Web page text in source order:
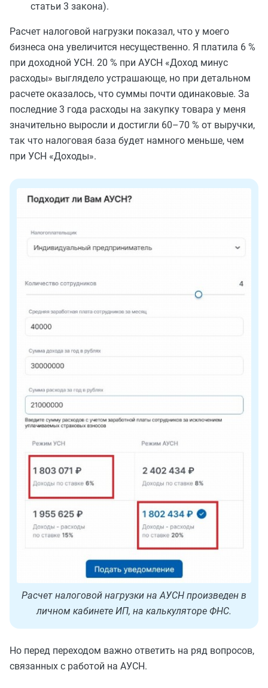
статьи 3 закона).
Расчет налоговой нагрузки показал, что у моего
бизнеса она увеличится несущественно. Я платила 6 %
при доходной УСН. 20 % при АУСН «Доход минус
расходы» выглядело устрашающе, но при детальном
расчете оказалось, что суммы почти одинаковые. За
последние 3 года расходы на закупку товара у меня
значительно выросли и достигли 60–70 % от выручки,
так что налоговая база будет намного меньше, чем
при УСН «Доходы».
Расчет налоговой нагрузки на АУСН произведен в
личном кабинете ИП, на калькуляторе ФНС.
Но перед переходом важно ответить на ряд вопросов,
связанных с работой на АУСН.